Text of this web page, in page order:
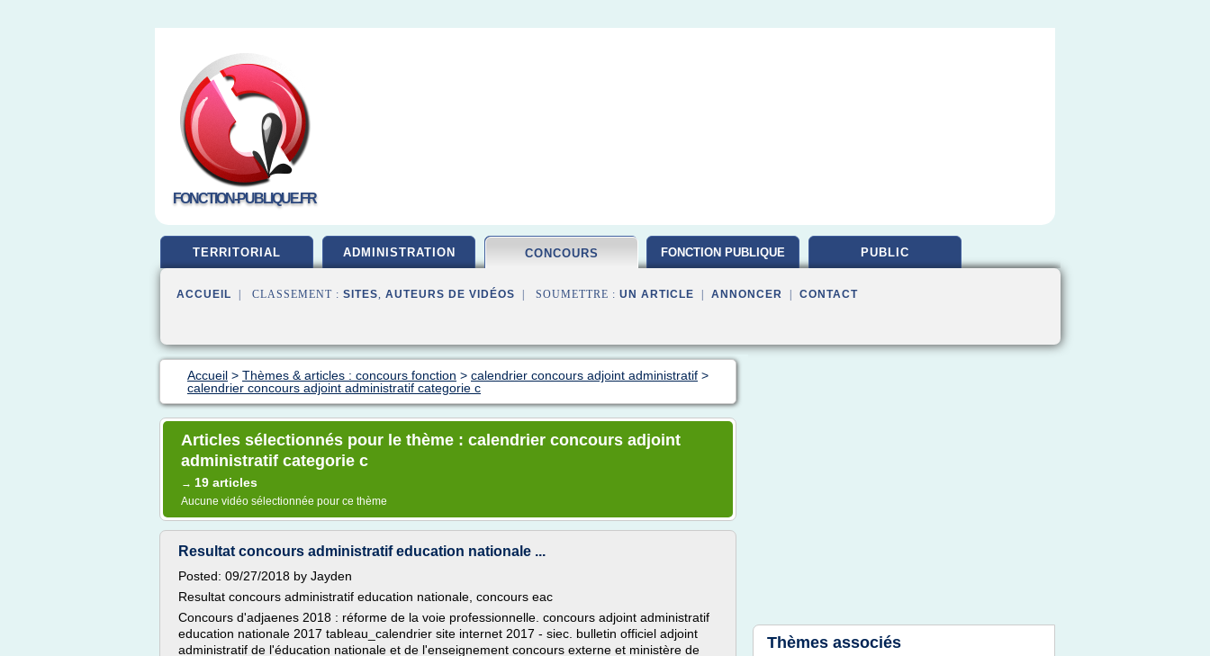
FONCTION-PUBLIQUE.FR
TERRITORIAL ADMINISTRATION CONCOURS FONCTION PUBLIQUE PUBLIC
ACCUEIL | CLASSEMENT : SITES, AUTEURS DE VIDÉOS | SOUMETTRE : UN ARTICLE ANNONCER CONTACT
Accueil > Thèmes & articles : concours fonction > calendrier concours adjoint administratif >
calendrier concours adjoint administratif categorie c
Articles sélectionnés pour le thème : calendrier concours adjoint
administratif categorie c
→ 19 articles
Aucune vidéo sélectionnée pour ce thème
Resultat concours administratif education nationale ...
Posted: 09/27/2018 by Jayden
Resultat concours administratif education nationale, concours eac
Concours d'adjaenes 2018 : réforme de la voie professionnelle. concours adjoint administratif
education nationale 2017 tableau_calendrier site internet 2017 - siec. bulletin officiel adjoint
administratif de l'éducation nationale et de l'enseignement concours externe et ministère de
Thèmes associés